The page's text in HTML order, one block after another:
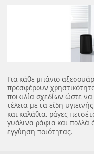
Για κάθε μπάνιο
προσφέρουν
ποικιλία σχεδίων ώστε
τέλεια με τα είδη
και καλάθια, ράγες
γυάλινα ράφια και
εγγύηση ποιότητας.